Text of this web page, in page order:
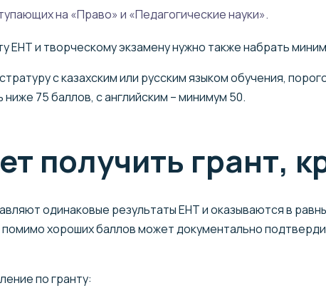
на «Право» и «Педагогические науки».
ЕНТ и творческому экзамену нужно также набрать
с казахским или русским языком обучения,
75 баллов, с английским – минимум 50.
получить грант,
одинаковые результаты ЕНТ и оказываются в
помимо хороших баллов может документально
по гранту: